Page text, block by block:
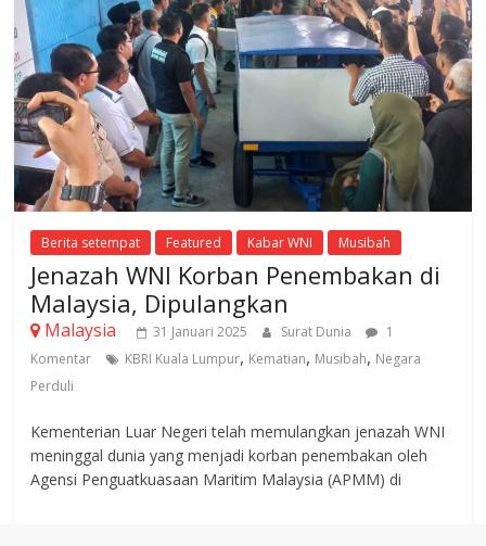
Berita setempat Featured Kabar WNI Musibah
Jenazah WNI Korban Penembakan di
Malaysia, Dipulangkan
Malaysia 31 Januari 2025 Surat Dunia
1
Komentar
KBRI Kuala Lumpur, Kematian, Musibah, Negara
Perduli
Kementerian Luar Negeri telah memulangkan jenazah WNI
meninggal dunia yang menjadi korban penembakan oleh
Agensi Penguatkuasaan Maritim Malaysia (APMM) di